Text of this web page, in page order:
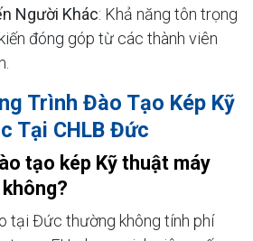
Người Khác: Khả năng tôn trọng
đóng góp từ các thành viên
Trình Đào Tạo Kép Kỹ
Tại CHLB Đức
tạo kép Kỹ thuật máy
tại Đức thường không tính phí